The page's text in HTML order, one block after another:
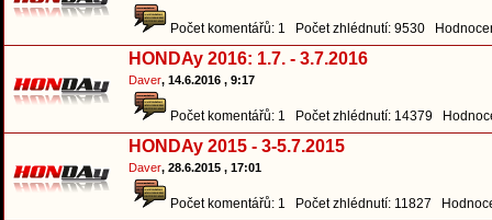
Počet komentářů: 1 Počet zhlédnutí: 9530
HONDAy 2016: 1.7. - 3.7.2016
Daver, 14.6.2016 , 9:17
Počet komentářů: 1 Počet zhlédnutí: 14379
HONDAy 2015 - 3-5.7.2015
Daver, 28.6.2015 , 17:01
Počet komentářů: 1 Počet zhlédnutí: 11827